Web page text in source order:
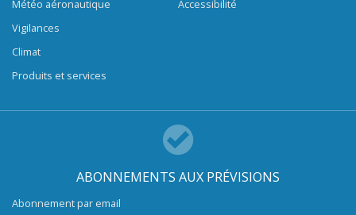
Météo aéronautique
Vigilances
Climat
Produits et services
Accessibilité
ABONNEMENTS AUX PRÉVISIONS
Abonnement par email